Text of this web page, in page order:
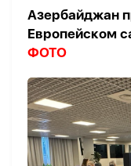
Азербайджан
Европейском
ФОТО